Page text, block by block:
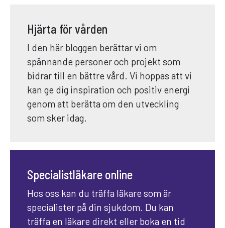
Hjärta för vården
I den här bloggen berättar vi om
spännande personer och projekt som
bidrar till en bättre vård. Vi hoppas att vi
kan ge dig inspiration och positiv energi
genom att berätta om den utveckling
som sker idag.
Specialistläkare online
Hos oss kan du träffa läkare som är
specialister på din sjukdom. Du kan
träffa en läkare direkt eller boka en tid